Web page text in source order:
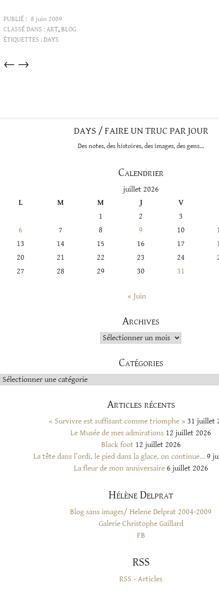
PUBLIÉ : 8 juin 2009
CLASSÉ DANS :ART,BLOG
ÉTIQUETTES :DAYS
Articles
→
←
DAYS / FAIRE UN TRUC PAR JOUR
Des notes, des histoires, des images, des gens…
Calendrier
juillet 2026
L
M M J
V
1
2
3
6
7 8 9 10
13
14 15 16 17
20
21 22 23 24
27
28 29 30 31
« Juin
Archives
Archives
Catégories
Catégories
Articles récents
« Survivre est suffisant comme triomphe » 31 juillet
Le Musée de mes admirations 12 juillet 2026
Black foot 12 juillet 2026
La tête dans l’ordi, le pied dans la glace, on continue… 9
La fleur de mon anniversaire 6 juillet 2026
Hélène Delprat
Blog sans images/ Helene Delprat 2004-2009
Galerie Christophe Gaillard
FB
RSS
RSS - Articles